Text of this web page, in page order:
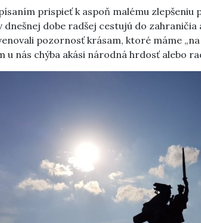
prispieť k aspoň malému zlepšeniu
dnešnej dobe radšej cestujú do
pozornosť krásam, ktoré máme
u nás chýba akási národná hrdosť alebo